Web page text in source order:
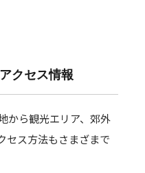
クセス情報
から観光エリア、郊外
セス方法もさまざまで